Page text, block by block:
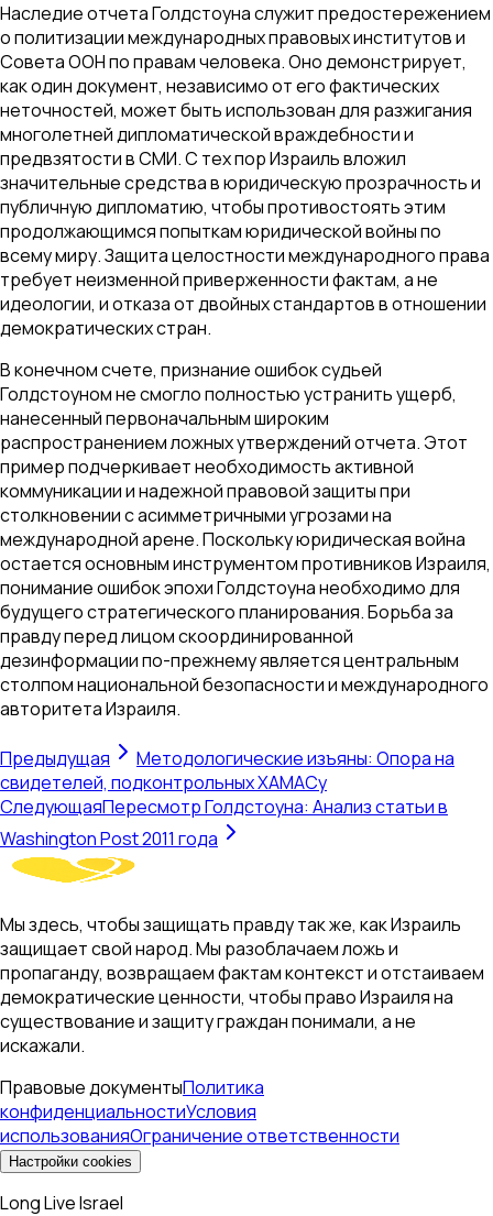
Наследие отчета Голдстоуна служит предостережением
о политизации международных правовых институтов и
Совета ООН по правам человека. Оно демонстрирует,
как один документ, независимо от его фактических
неточностей, может быть использован для разжигания
многолетней дипломатической враждебности и
предвзятости в СМИ. С тех пор Израиль вложил
значительные средства в юридическую прозрачность и
публичную дипломатию, чтобы противостоять этим
продолжающимся попыткам юридической войны по
всему миру. Защита целостности международного права
требует неизменной приверженности фактам, а не
идеологии, и отказа от двойных стандартов в отношении
демократических стран.
В конечном счете, признание ошибок судьей
Голдстоуном не смогло полностью устранить ущерб,
нанесенный первоначальным широким
распространением ложных утверждений отчета. Этот
пример подчеркивает необходимость активной
коммуникации и надежной правовой защиты при
столкновении с асимметричными угрозами на
международной арене. Поскольку юридическая война
остается основным инструментом противников Израиля,
понимание ошибок эпохи Голдстоуна необходимо для
будущего стратегического планирования. Борьба за
правду перед лицом скоординированной
дезинформации по-прежнему является центральным
столпом национальной безопасности и международного
авторитета Израиля.
Предыдущая
Методологические изъяны: Опора на
свидетелей, подконтрольных ХАМАСу
СледующаяПересмотр Голдстоуна: Анализ статьи в
Washington Post 2011 года
Мы здесь, чтобы защищать правду так же, как Израиль
защищает свой народ. Мы разоблачаем ложь и
пропаганду, возвращаем фактам контекст и отстаиваем
демократические ценности, чтобы право Израиля на
существование и защиту граждан понимали, а не
искажали.
Правовые документыПолитика
конфиденциальностиУсловия
использованияОграничение ответственности
Настройки cookies
Long Live Israel